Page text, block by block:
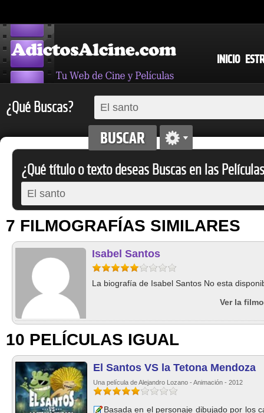
INICIO
¿Qué Buscas?
¿Qué título o texto deseas Buscas en las
7 FILMOGRAFÍAS SIMILARES
Isabel Santos
La biografía de Isabel Santos No esta
Ver la
10 PELÍCULAS IGUAL
El Santos VS la Tetona Mendoza
Una película de Alejandro Lozano - Animación - 2012
Basada en el personaje dibujado por los